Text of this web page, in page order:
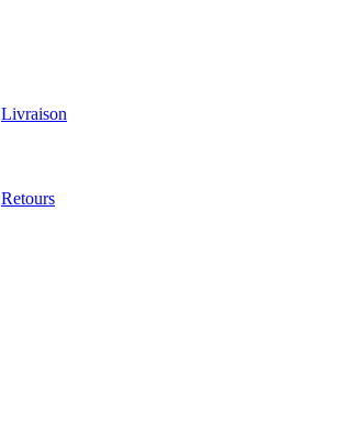
Livraison
Retours